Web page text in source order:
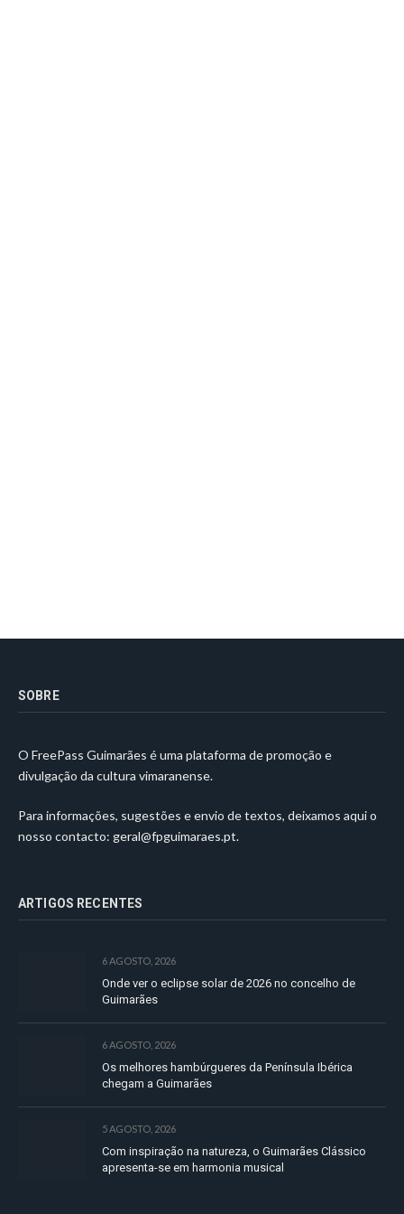
SOBRE
O FreePass Guimarães é uma plataforma de promoção e
divulgação da cultura vimaranense.
Para informações, sugestões e envio de textos, deixamos aqui o
nosso contacto: geral@fpguimaraes.pt.
ARTIGOS RECENTES
6 AGOSTO, 2026
Onde ver o eclipse solar de 2026 no concelho de
Guimarães
6 AGOSTO, 2026
Os melhores hambúrgueres da Península Ibérica
chegam a Guimarães
5 AGOSTO, 2026
Com inspiração na natureza, o Guimarães Clássico
apresenta-se em harmonia musical